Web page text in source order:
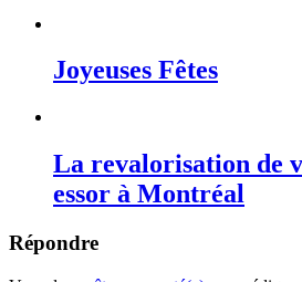
Joyeuses Fêtes
La revalorisation de
essor à Montréal
Répondre